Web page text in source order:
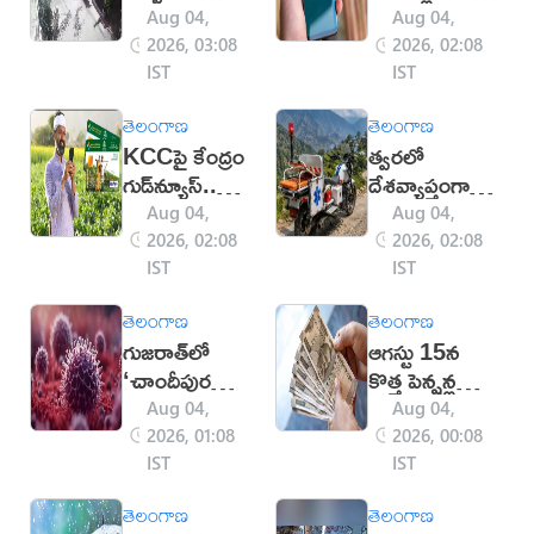
యువకుడి మృతి
(వీడియో)
Aug 04,
2026, 03:08
IST
షాక్.. సడన్‌గా
సస్పెండ్
అవుతున్న
అకౌంట్లు
Aug 04,
2026, 02:08
IST
తెలంగాణ
KCCపై కేంద్రం
గుడ్‌న్యూస్..
పూచీకత్తు
లేకుండా రూ.2
లక్షల వరకు
రుణం
Aug 04,
2026, 02:08
IST
తెలంగాణ
త్వరలో
దేశవ్యాప్తంగా
బైక్
అంబులెన్స్‌లు..
కేంద్రం కీలక
నిర్ణయం!
Aug 04,
2026, 02:08
IST
తెలంగాణ
గుజరాత్‌లో
‘చాందీపుర
వైరస్’ కలకలం..
22 మంది
మృతి!
Aug 04,
2026, 01:08
IST
తెలంగాణ
ఆగస్టు 15న
కొత్త పెన్షన్ల
పంపిణీ!
Aug 04,
2026, 00:08
IST
తెలంగాణ తెలంగాణ